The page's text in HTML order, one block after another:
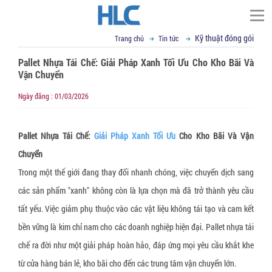
TÌM KIẾM
Trang chủ
Tầm nhìn sứ mệnh
Giá trị cốt lõi
R&D
Chứng chỉ
Profile
Phạm vi cung cấp
Cố định, nâng hạ hàng hóa
Dây đai Composite
Dây cáp vải cẩu hàng
Dây tăng đơ chằng hàng
Dây đai vải chằng hàng
VCI - chống mài mòn kim loại
Giấy chống Gỉ VCI
Túi nylon chống gỉ CoroVCI®
Bột chống gỉ VCI (VCI Powder))
Vật liệu chống ẩm mốc
Gói hút ẩm bentonite clay
Gói hút ẩm Silica gel
Bao bì đóng gói
Túi nylon PE chuyên dụng
Thiết bị hỗ trợ đóng gói
Tin tức
Kỹ thuật đóng gói
Tin tức tổng hợp
Email : sales@hlcvn.com
Hotline : 0913207773
Language:
Trang chủ Tin tức Kỹ thuật đóng gói
Pallet Nhựa Tái Chế: Giải Pháp Xanh Tối Ưu Cho Kho Bãi Và
Vận Chuyển
Ngày đăng : 01/03/2026
Pallet Nhựa Tái Chế: Giải Pháp Xanh Tối Ưu Cho Kho Bãi Và Vận
Chuyển
Trong một thế giới đang thay đổi nhanh chóng, việc chuyển dịch sang
các sản phẩm "xanh" không còn là lựa chọn mà đã trở thành yêu cầu
tất yếu. Việc giảm phụ thuộc vào các vật liệu không tái tạo và cam kết
bền vững là kim chỉ nam cho các doanh nghiệp hiện đại. Pallet nhựa tái
chế ra đời như một giải pháp hoàn hảo, đáp ứng mọi yêu cầu khắt khe
từ cửa hàng bán lẻ, kho bãi cho đến các trung tâm vận chuyển lớn.